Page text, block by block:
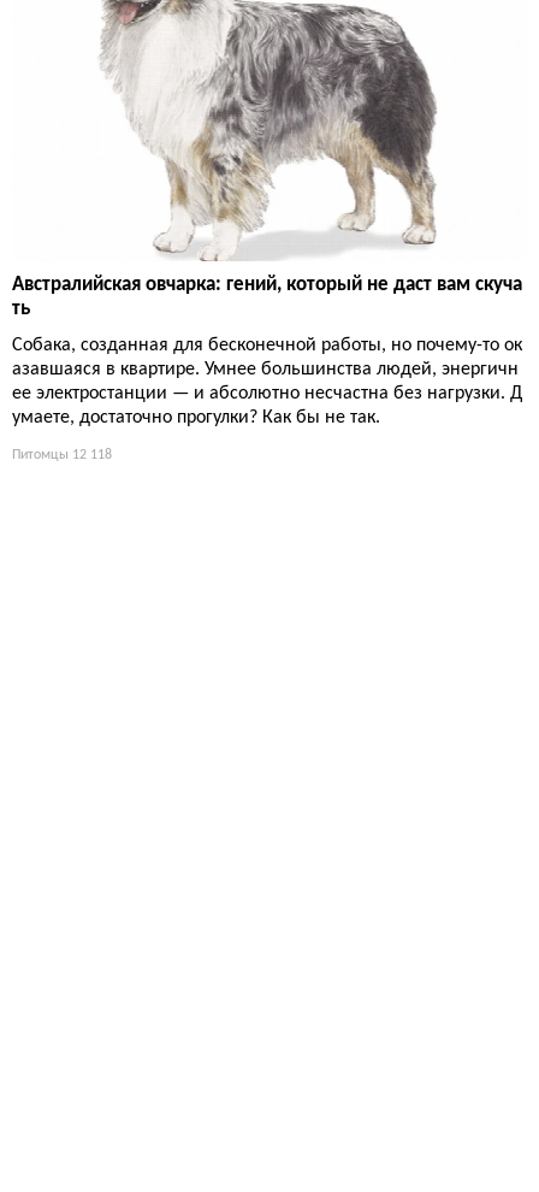
Австралийская овчарка: гений, который не даст вам скуча
ть
Собака, созданная для бесконечной работы, но почему-то ок
азавшаяся в квартире. Умнее большинства людей, энергичн
ее электростанции — и абсолютно несчастна без нагрузки. Д
умаете, достаточно прогулки? Как бы не так.
Питомцы 12 118